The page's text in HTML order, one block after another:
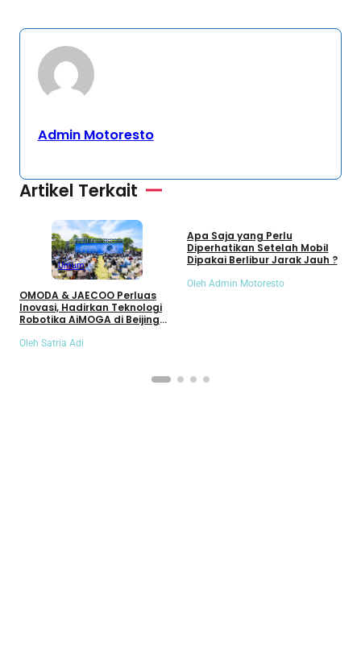
Admin Motoresto
Artikel Terkait
Umum
OMODA & JAECOO Perluas
Inovasi, Hadirkan Teknologi
Robotika AiMOGA di Beijing
Oleh Satria Adi
Apa Saja yang Perlu
Diperhatikan Setelah Mobil
Dipakai Berlibur Jarak Jauh ?
Oleh Admin Motoresto